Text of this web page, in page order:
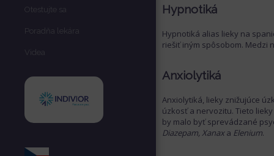
Otestujte sa
Poradňa lekára
Videa
Hypnotiká
Hypnotiká alias lieky na
riešiť iným spôsobom. Medzi
Anxiolytiká
Anxiolytiká, lieky znižujúce
úzkosť a nervozitu. Tieto
by malo byť sprevádzané
Diazepam, Xanaxa Elenium.